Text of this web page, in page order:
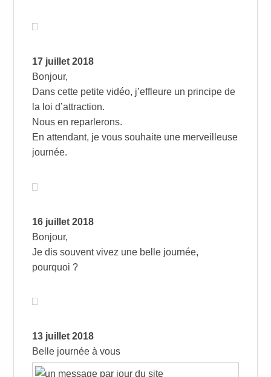
17 juillet 2018
Bonjour,
Dans cette petite vidéo, j’effleure un principe de
la loi d’attraction.
Nous en reparlerons.
En attendant, je vous souhaite une merveilleuse
journée.
16 juillet 2018
Bonjour,
Je dis souvent vivez une belle journée,
pourquoi ?
13 juillet 2018
Belle journée à vous